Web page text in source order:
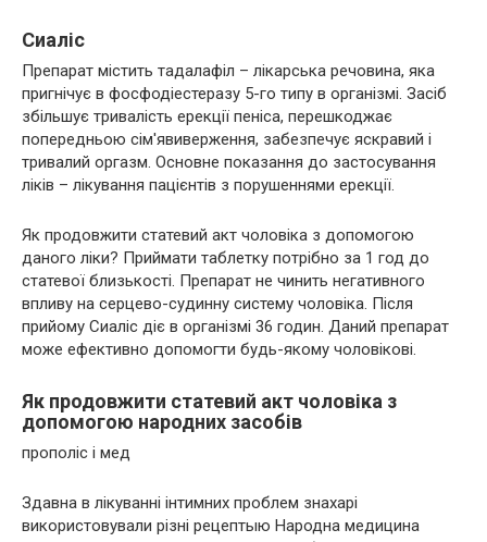
Сиаліс
Препарат містить тадалафіл – лікарська речовина, яка
пригнічує в фосфодіестеразу 5-го типу в організмі. Засіб
збільшує тривалість ерекції пеніса, перешкоджає
попередньою сім'явиверження, забезпечує яскравий і
тривалий оргазм. Основне показання до застосування
ліків – лікування пацієнтів з порушеннями ерекції.
Як продовжити статевий акт чоловіка з допомогою
даного ліки? Приймати таблетку потрібно за 1 год до
статевої близькості. Препарат не чинить негативного
впливу на серцево-судинну систему чоловіка. Після
прийому Сиаліс діє в організмі 36 годин. Даний препарат
може ефективно допомогти будь-якому чоловікові.
Як продовжити статевий акт чоловіка з
допомогою народних засобів
прополіс і мед
Здавна в лікуванні інтимних проблем знахарі
використовували різні рецептыю Народна медицина